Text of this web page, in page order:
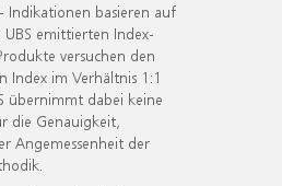
Indikationen basieren auf
emittierten Index-
versuchen den
Index im Verhältnis 1:1
übernimmt dabei keine
die Genauigkeit,
Angemessenheit der